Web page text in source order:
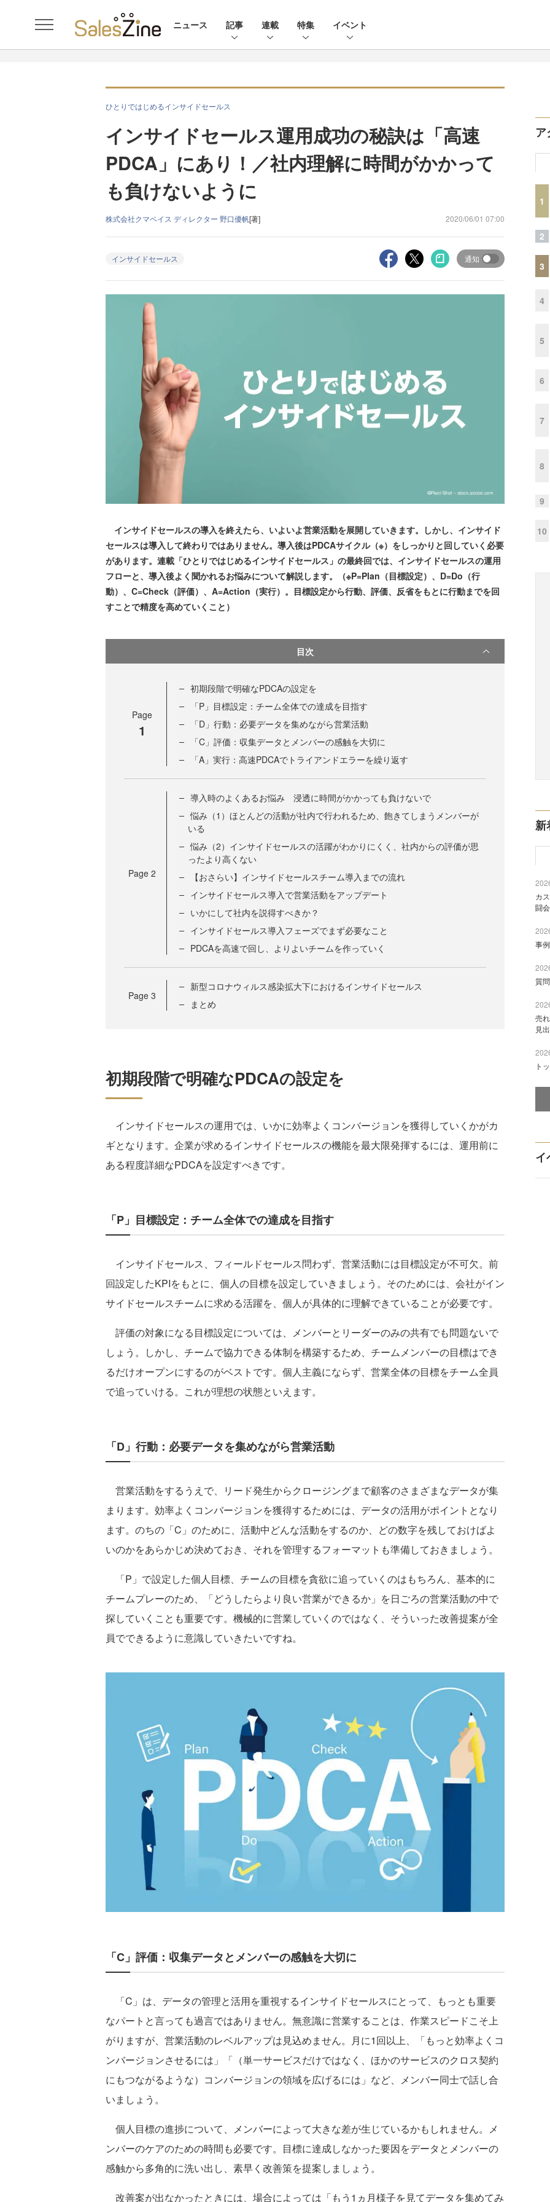
ニュース 記事 連載 特集 イベント
ひとりではじめるインサイドセールス
インサイドセールス運用成功の秘訣は「高速
PDCA」にあり！／社内理解に時間がかかって
も負けないように
株式会社クマベイス ディレクター 野口優帆[著] 2020/06/01 07:00
インサイドセールス 通知
インサイドセールスの導入を終えたら、いよいよ営業活動を展開していきます。しかし、インサイド
セールスは導入して終わりではありません。導入後はPDCAサイクル（※）をしっかりと回していく必要
があります。連載「ひとりではじめるインサイドセールス」の最終回では、インサイドセールスの運用
フローと、導入後よく聞かれるお悩みについて解説します。（※P=Plan（目標設定）、D=Do（行
動）、C=Check（評価）、A=Action（実行）。目標設定から行動、評価、反省をもとに行動までを回
すことで精度を高めていくこと）
目次
Page
1
初期段階で明確なPDCAの設定を
「P」目標設定：チーム全体での達成を目指す
「D」行動：必要データを集めながら営業活動
「C」評価：収集データとメンバーの感触を大切に
「A」実行：高速PDCAでトライアンドエラーを繰り返す
Page 2
導入時のよくあるお悩み 浸透に時間がかかっても負けないで
悩み（1）ほとんどの活動が社内で行われるため、飽きてしまうメンバーが
いる
悩み（2）インサイドセールスの活躍がわかりにくく、社内からの評価が思
ったより高くない
【おさらい】インサイドセールスチーム導入までの流れ
インサイドセールス導入で営業活動をアップデート
いかにして社内を説得すべきか？
インサイドセールス導入フェーズでまず必要なこと
PDCAを高速で回し、よりよいチームを作っていく
Page 3
新型コロナウィルス感染拡大下におけるインサイドセールス
まとめ
初期段階で明確なPDCAの設定を
インサイドセールスの運用では、いかに効率よくコンバージョンを獲得していくかがカ
ギとなります。企業が求めるインサイドセールスの機能を最大限発揮するには、運用前に
ある程度詳細なPDCAを設定すべきです。
「P」目標設定：チーム全体での達成を目指す
インサイドセールス、フィールドセールス問わず、営業活動には目標設定が不可欠。前
回設定したKPIをもとに、個人の目標を設定していきましょう。そのためには、会社がイン
サイドセールスチームに求める活躍を、個人が具体的に理解できていることが必要です。
評価の対象になる目標設定については、メンバーとリーダーのみの共有でも問題ないで
しょう。しかし、チームで協力できる体制を構築するため、チームメンバーの目標はでき
るだけオープンにするのがベストです。個人主義にならず、営業全体の目標をチーム全員
で追っていける。これが理想の状態といえます。
「D」行動：必要データを集めながら営業活動
営業活動をするうえで、リード発生からクロージングまで顧客のさまざまなデータが集
まります。効率よくコンバージョンを獲得するためには、データの活用がポイントとなり
ます。のちの「C」のために、活動中どんな活動をするのか、どの数字を残しておけばよ
いのかをあらかじめ決めておき、それを管理するフォーマットも準備しておきましょう。
「P」で設定した個人目標、チームの目標を貪欲に追っていくのはもちろん、基本的に
チームプレーのため、「どうしたらより良い営業ができるか」を日ごろの営業活動の中で
探していくことも重要です。機械的に営業していくのではなく、そういった改善提案が全
員でできるように意識していきたいですね。
「C」評価：収集データとメンバーの感触を大切に
「C」は、データの管理と活用を重視するインサイドセールスにとって、もっとも重要
なパートと言っても過言ではありません。無意識に営業することは、作業スピードこそ上
がりますが、営業活動のレベルアップは見込めません。月に1回以上、「もっと効率よくコ
ンバージョンさせるには」「（単一サービスだけではなく、ほかのサービスのクロス契約
にもつながるような）コンバージョンの領域を広げるには」など、メンバー同士で話し合
いましょう。
個人目標の進捗について、メンバーによって大きな差が生じているかもしれません。メ
ンバーのケアのための時間も必要です。目標に達成しなかった要因をデータとメンバーの
感触から多角的に洗い出し、素早く改善策を提案しましょう。
改善案が出なかったときには、場合によっては「もう1ヵ月様子を見てデータを集めてみ
ア
1
2
3
4
5
6
7
8
9
10
新
カ
闘
事
質
売
見
ト
イ